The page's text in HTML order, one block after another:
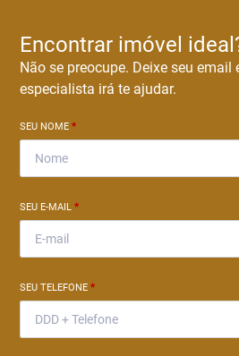
Encontrar imóvel
Não se preocupe. Deixe seu email
especialista irá te ajudar.
SEU NOME*
SEU E-MAIL*
SEU TELEFONE*